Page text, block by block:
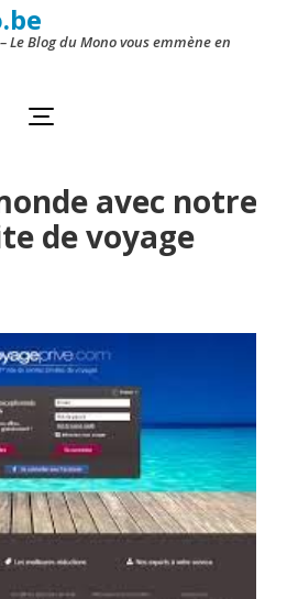
Blog du Mono vous emmène en
avec notre
de voyage